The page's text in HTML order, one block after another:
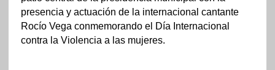
presencia y actuación de la internacional cantante
Rocío Vega conmemorando el Día Internacional
contra la Violencia a las mujeres.